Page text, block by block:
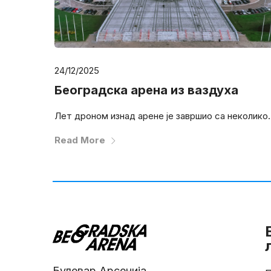
24/12/2025
Београдска арена из ваздуха
Лет дроном изнад арене је завршио са
Read More